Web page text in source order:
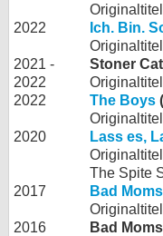
2022
Ich. Bin.
2021 -
2022
Stoner
2022
The Boys
2020
Lass es,
The Spite
2017
Bad
2016
Bad Moms